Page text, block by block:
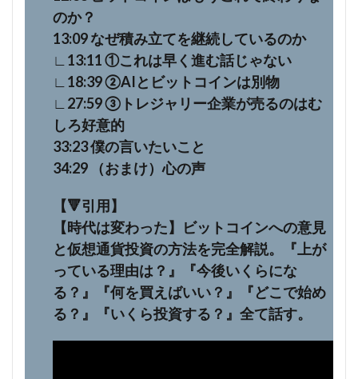
のか？
13:09 なぜ積み立てを継続しているのか
∟13:11 ①これは早く進む話じゃない
∟18:39 ②AIとビットコインは別物
∟27:59 ③トレジャリー企業が売るのはむ
しろ好意的
33:23 僕の言いたいこと
34:29 （おまけ）心の声
【🔻引用】
【時代は変わった】ビットコインへの意見
と仮想通貨投資の方法を完全解説。『上が
っている理由は？』『今後いくらにな
る？』『何を買えばいい？』『どこで始め
る？』『いくら投資する？』全て話す。